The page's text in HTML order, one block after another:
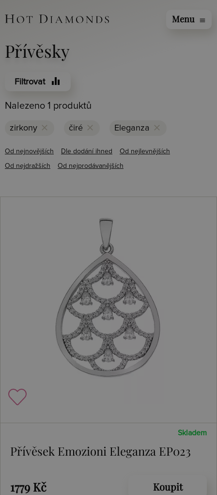
Menu menu
Přívěsky
Filtrovat equalizer
Nalezeno 1 produktů
zirkony clear čiré clear Eleganza clear
Od nejnovějších Dle dodání ihned Od nejlevnějších
Od nejdražších Od nejprodávanějších
Skladem
Přívěsek Emozioni Eleganza EP023
1779 Kč Koupit